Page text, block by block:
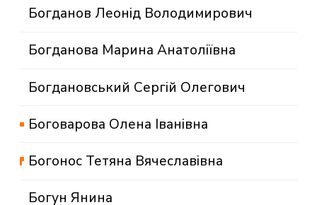
Богданов Леонід Володимирович
Богданова Марина Анатоліївна
Богдановський Сергій Олегович
Боговарова Олена Іванівна
Богонос Тетяна Вячеславівна
Богун Янина